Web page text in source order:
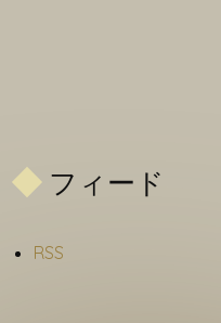
フィード
RSS